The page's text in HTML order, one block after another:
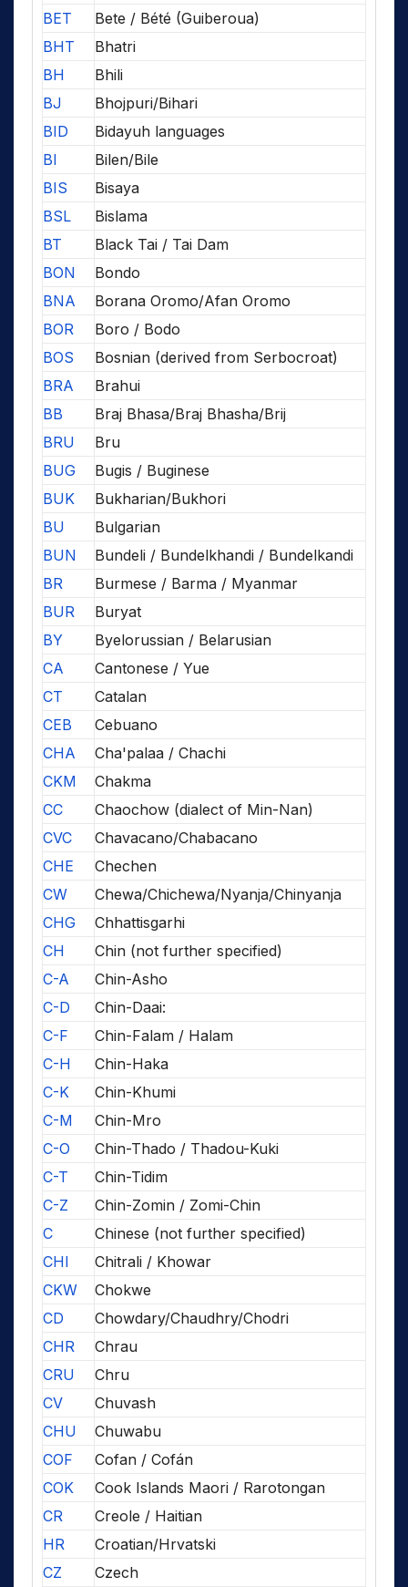
BET
Bete / Bété (Guiberoua)
BHT
Bhatri
BH
Bhili
BJ
Bhojpuri/Bihari
BID
Bidayuh languages
BI
Bilen/Bile
BIS
Bisaya
BSL
Bislama
BT
Black Tai / Tai Dam
BON
Bondo
BNA
Borana Oromo/Afan Oromo
BOR
Boro / Bodo
BOS
Bosnian (derived from Serbocroat)
BRA
Brahui
BB
Braj Bhasa/Braj Bhasha/Brij
BRU
Bru
BUG
Bugis / Buginese
BUK
Bukharian/Bukhori
BU
Bulgarian
BUN
Bundeli / Bundelkhandi / Bundelkandi
BR
Burmese / Barma / Myanmar
BUR
Buryat
BY
Byelorussian / Belarusian
CA
Cantonese / Yue
CT
Catalan
CEB
Cebuano
CHA
Cha'palaa / Chachi
CKM
Chakma
CC
Chaochow (dialect of Min-Nan)
CVC
Chavacano/Chabacano
CHE
Chechen
CW
Chewa/Chichewa/Nyanja/Chinyanja
CHG
Chhattisgarhi
CH
Chin (not further specified)
C-A
Chin-Asho
C-D
Chin-Daai:
C-F
Chin-Falam / Halam
C-H
Chin-Haka
C-K
Chin-Khumi
C-M
Chin-Mro
C-O
Chin-Thado / Thadou-Kuki
C-T
Chin-Tidim
C-Z
Chin-Zomin / Zomi-Chin
C
Chinese (not further specified)
CHI
Chitrali / Khowar
CKW
Chokwe
CD
Chowdary/Chaudhry/Chodri
CHR
Chrau
CRU
Chru
CV
Chuvash
CHU
Chuwabu
COF
Cofan / Cofán
COK
Cook Islands Maori / Rarotongan
CR
Creole / Haitian
HR
Croatian/Hrvatski
CZ
Czech